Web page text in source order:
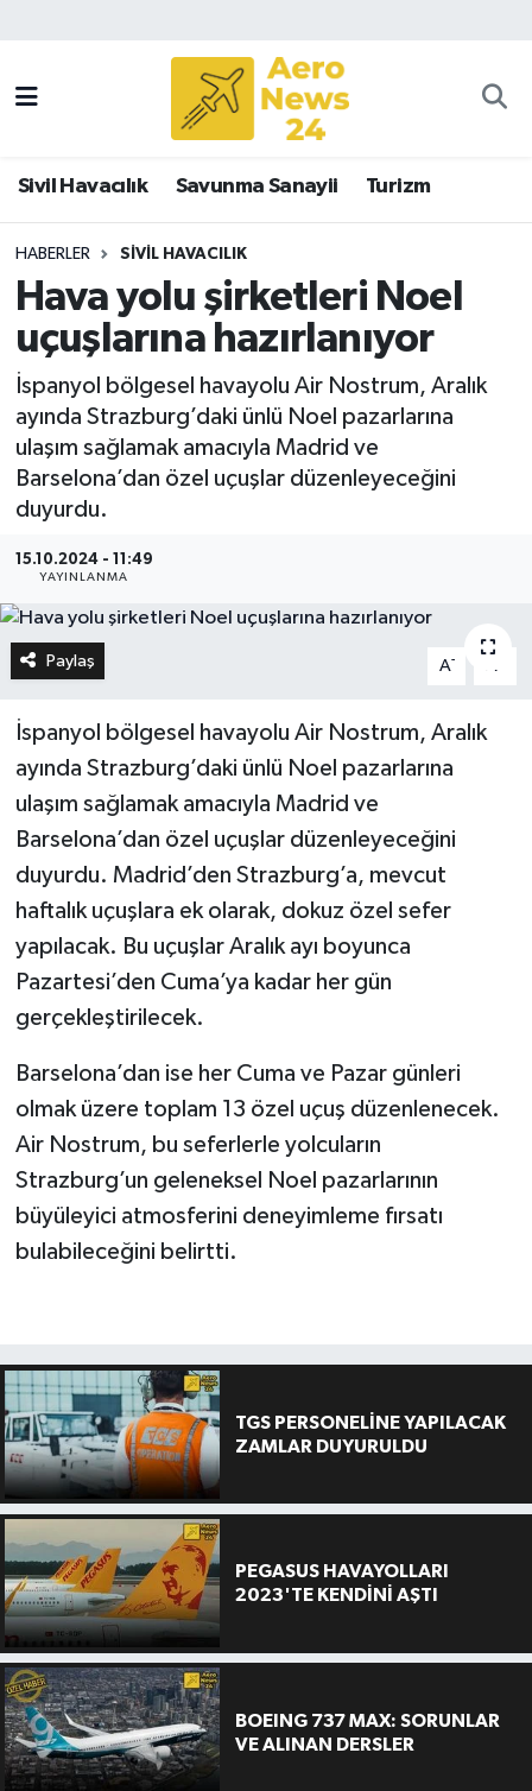
Sivil Havacılık Savunma Sanayii Turizm
HABERLER SIVIL HAVACILIK
Hava yolu şirketleri Noel
uçuşlarına hazırlanıyor
İspanyol bölgesel havayolu Air Nostrum, Aralık
ayında Strazburg’daki ünlü Noel pazarlarına
ulaşım sağlamak amacıyla Madrid ve
Barselona’dan özel uçuşlar düzenleyeceğini
duyurdu.
15.10.2024 - 11:49
YAYINLANMA
Paylaş A-
İspanyol bölgesel havayolu Air Nostrum, Aralık
ayında Strazburg’daki ünlü Noel pazarlarına
ulaşım sağlamak amacıyla Madrid ve
Barselona’dan özel uçuşlar düzenleyeceğini
duyurdu. Madrid’den Strazburg’a, mevcut
haftalık uçuşlara ek olarak, dokuz özel sefer
yapılacak. Bu uçuşlar Aralık ayı boyunca
Pazartesi’den Cuma’ya kadar her gün
gerçekleştirilecek.
Barselona’dan ise her Cuma ve Pazar günleri
olmak üzere toplam 13 özel uçuş düzenlenecek.
Air Nostrum, bu seferlerle yolcuların
Strazburg’un geleneksel Noel pazarlarının
büyüleyici atmosferini deneyimleme fırsatı
bulabileceğini belirtti.
TGS PERSONELİNE YAPILACAK
ZAMLAR DUYURULDU
PEGASUS HAVAYOLLARI
2023'TE KENDİNİ AŞTI
BOEING 737 MAX: SORUNLAR
VE ALINAN DERSLER